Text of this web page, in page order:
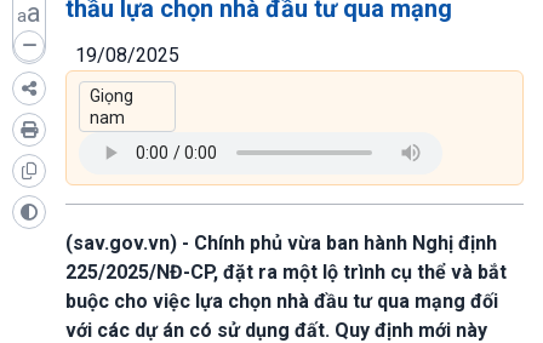
aa
thầu lựa chọn nhà đầu tư qua mạng
19/08/2025
(sav.gov.vn) - Chính phủ vừa ban hành Nghị định
225/2025/NĐ-CP, đặt ra một lộ trình cụ thể và bắt
buộc cho việc lựa chọn nhà đầu tư qua mạng đối
với các dự án có sử dụng đất. Quy định mới này